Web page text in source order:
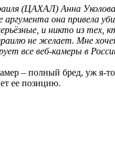
(ЦАХАЛ) Анна
она привела
и никто из
не желает. Мне
все веб-камеры в
– полный бред, уж я-
ее позицию.